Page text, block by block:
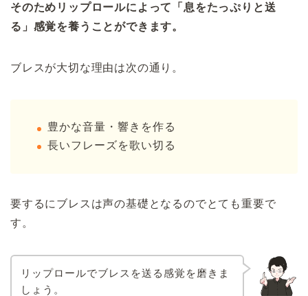
そのためリップロールによって「息をたっぷりと送
る」感覚を養うことができます。
ブレスが大切な理由は次の通り。
豊かな音量・響きを作る
長いフレーズを歌い切る
要するにブレスは声の基礎となるのでとても重要で
す。
リップロールでブレスを送る感覚を磨きま
しょう。